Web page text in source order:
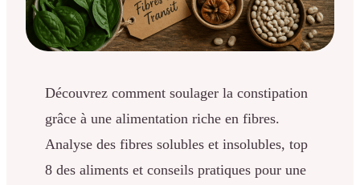
Découvrez comment soulager la constipation
grâce à une alimentation riche en fibres.
Analyse des fibres solubles et insolubles, top
8 des aliments et conseils pratiques pour une